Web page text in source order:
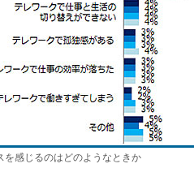
を感じるのはどのようなときか